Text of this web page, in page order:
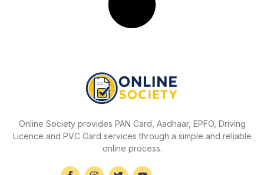
Online Society provides PAN Card, Aadhaar, EPFO, Driving
Licence and PVC Card services through a simple and reliable
online process.